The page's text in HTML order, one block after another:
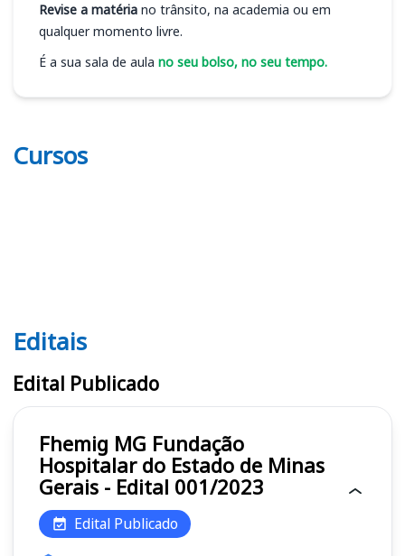
Revise a matéria no trânsito, na academia ou em
qualquer momento livre.
É a sua sala de aula no seu bolso, no seu tempo.
Cursos
Editais FHEMIG MG
Editais
Edital Publicado
Fhemig MG Fundação
Hospitalar do Estado de Minas
Gerais - Edital 001/2023
Edital Publicado